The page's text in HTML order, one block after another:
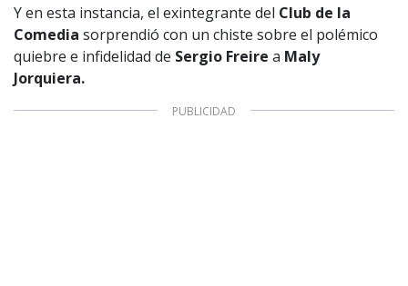
Y en esta instancia, el exintegrante del Club de la
Comedia sorprendió con un chiste sobre el polémico
quiebre e infidelidad de Sergio Freire a Maly
Jorquiera.